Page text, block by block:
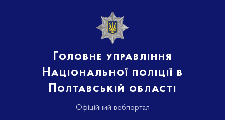
Головне управління
Національної поліції в
Полтавській області
Офіційний вебпортал